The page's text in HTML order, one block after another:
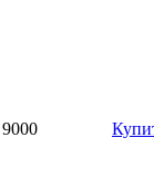
9000